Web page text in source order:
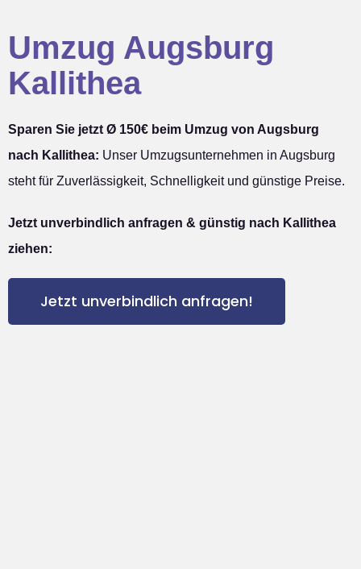
Umzug Augsburg
Kallithea
Sparen Sie jetzt Ø 150€ beim Umzug von Augsburg
nach Kallithea: Unser Umzugsunternehmen in Augsburg
steht für Zuverlässigkeit, Schnelligkeit und günstige Preise.
Jetzt unverbindlich anfragen & günstig nach Kallithea
ziehen:
Jetzt unverbindlich anfragen!